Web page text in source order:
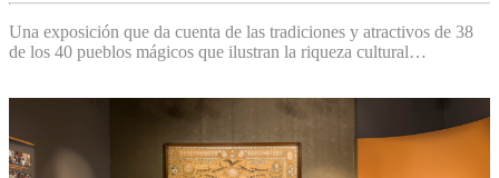
Una exposición que da cuenta de las tradiciones y atractivos de 38
de los 40 pueblos mágicos que ilustran la riqueza cultural…